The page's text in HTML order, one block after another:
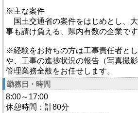
※主な案件
国土交通省の案件をはじめとし、
事も請け負える、県内有数の企業です
※経験をお持ちの方は工事責任者と
や、工事の進捗状況の報告（写真撮
管理業務全般をお任せします。
勤務日・時間
8:00～17:00
休憩時間：計80分